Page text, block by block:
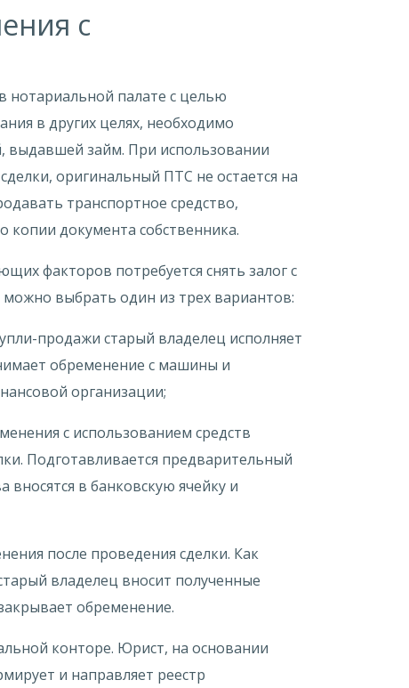
с
нотариальной палате с целью
в других целях, необходимо
выдавшей займ. При использовании
оригинальный ПТС не остается на
транспортное средство,
копии документа собственника.
факторов потребуется снять залог с
выбрать один из трех вариантов:
продажи старый владелец исполняет
обременение с машины и
организации;
с использованием средств
Подготавливается предварительный
в банковскую ячейку и
после проведения сделки. Как
владелец вносит полученные
обременение.
конторе. Юрист, на основании
и направляет реестр